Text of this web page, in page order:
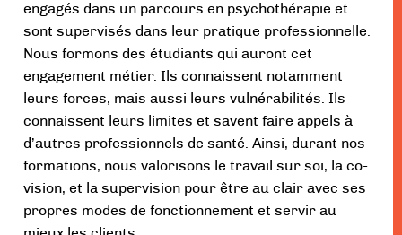
engagés dans un parcours en psychothérapie et
sont supervisés dans leur pratique professionnelle.
Nous formons des étudiants qui auront cet
engagement métier. Ils connaissent notamment
leurs forces, mais aussi leurs vulnérabilités. Ils
connaissent leurs limites et savent faire appels à
d’autres professionnels de santé. Ainsi, durant nos
formations, nous valorisons le travail sur soi, la co-
vision, et la supervision pour être au clair avec ses
propres modes de fonctionnement et servir au